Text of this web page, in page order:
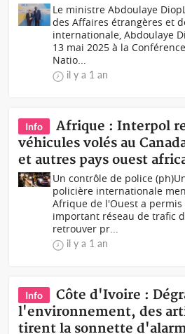
Le ministre Abdoulaye
des Affaires étrangères et
internationale, Abdoulaye
13 mai 2025 à la
Natio...
il y a 1 an
Info
Afrique : Interpol
véhicules volés au
et autres pays ouest
Un contrôle de police
policière internationale
Afrique de l'Ouest a
important réseau de trafic
retrouver pr...
il y a 1 an
Info
Côte d'Ivoire :
l'environnement, des
tirent la sonnette